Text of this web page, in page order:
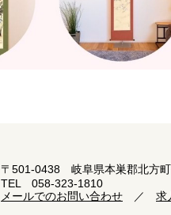
〒501-0438 岐阜県本巣郡北方
TEL 058-323-1810
メールでのお問い合わせ ／ 求